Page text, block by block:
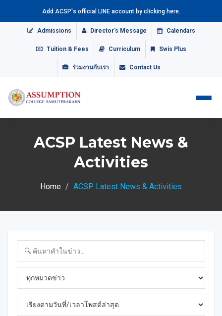
Add ACSP's official LINE account by clicking here.
Admissions Director's Message Calendars
Tuition & Fees Curriculum Swis Plus
ร่วมงานกับเรา Contact Us
ACSP Latest News &
Activities
Home ACSP Latest News & Activities